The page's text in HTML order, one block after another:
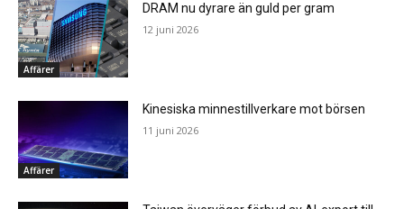
Affärer
DRAM nu dyrare än guld per gram
12 juni 2026
Affärer
Kinesiska minnestillverkare mot börsen
11 juni 2026